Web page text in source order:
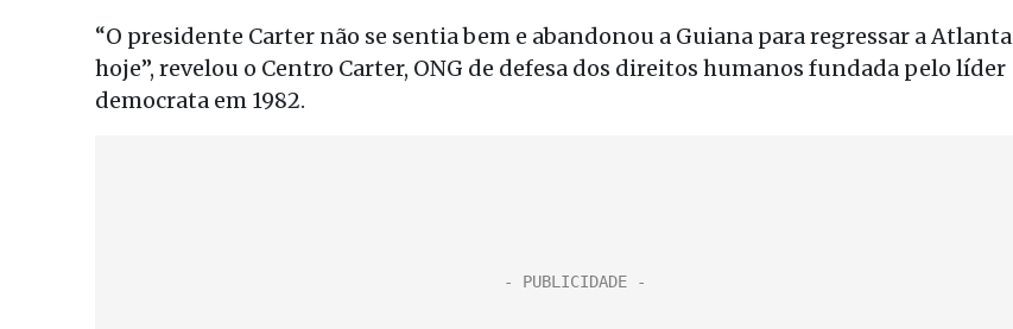
“O presidente Carter não se sentia bem e abandonou a Guiana para regressar a Atlanta
hoje”, revelou o Centro Carter, ONG de defesa dos direitos humanos fundada pelo líder
democrata em 1982.